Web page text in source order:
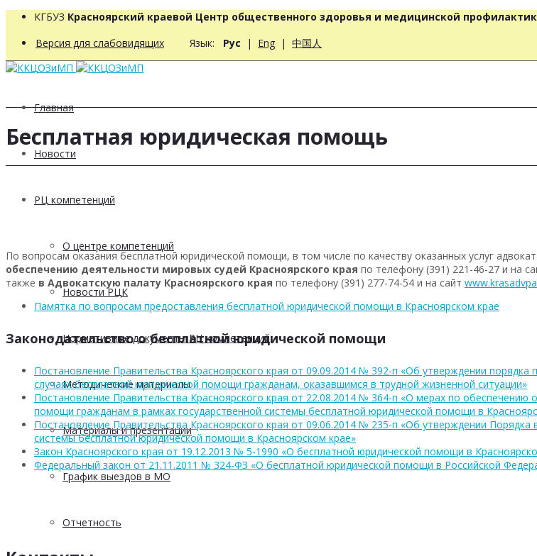
КГБУЗ Красноярский краевой Центр общественного здоровья и медицинской
Версия для слабовидящих Язык: Рус | Eng | 中国人
Главная
Новости
РЦ компетенций
О центре компетенций
Новости РЦК
Нормативные документы РЦ компетенций
Методические материалы
Материалы и презентации
График выездов в МО
Отчетность
Бесплатная юридическая помощь
По вопросам оказания бесплатной юридической помощи, в том числе по качеству оказанных услуг
обеспечению деятельности мировых судей Красноярского края по телефону (391) 221-46-27 и на
также в Адвокатскую палату Красноярского края по телефону (391) 277-74-54 и на сайт
Памятка по вопросам предоставления бесплатной юридической помощи в Красноярском крае
Законодательство о бесплатной юридической помощи
Постановление Правительства Красноярского края от 09.09.2014 № 392-п «Об утверждении порядка
случаях бесплатной юридической помощи гражданам, оказавшимся в трудной жизненной ситуации»
Постановление Правительства Красноярского края от 22.08.2014 № 364-п «О мерах по обеспечению
помощи гражданам в рамках государственной системы бесплатной юридической помощи в
Постановление Правительства Красноярского края от 09.06.2014 № 235-п «Об утверждении Порядка
системы бесплатной юридической помощи в Красноярском крае»
Закон Красноярского края от 19.12.2013 № 5-1990 «О бесплатной юридической помощи в
Федеральный закон от 21.11.2011 № 324-ФЗ «О бесплатной юридической помощи в Российской